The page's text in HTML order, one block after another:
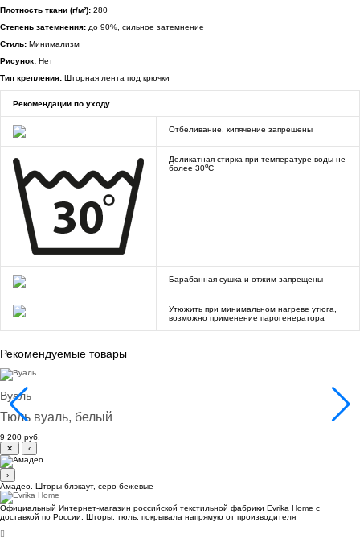
Плотность ткани (г/м²): 280
Степень затемнения: до 90%, сильное затемнение
Стиль: Минимализм
Рисунок: Нет
Тип крепления: Шторная лента под крючки
Рекомендации по уходу
Отбеливание, кипячение запрещены
Деликатная стирка при температуре воды не
более 30oC
Барабанная сушка и отжим запрещены
Утюжить при минимальном нагреве утюга,
возможно применение парогенератора
Рекомендуемые товары
Вуаль
Тюль вуаль, белый
9 200 руб.
✕
‹
›
Амадео. Шторы блэкаут, серо-бежевые
Официальный Интернет-магазин российской текстильной фабрики Evrika Home c
доставкой по России. Шторы, тюль, покрывала напрямую от производителя